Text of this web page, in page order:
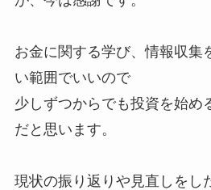
お金に関する学び、情報収集
い範囲でいいので
少しずつからでも投資を始め
だと思います。
現状の振り返りや見直しをし